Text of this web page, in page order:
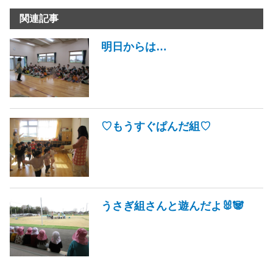
関連記事
明日からは…
♡もうすぐぱんだ組♡
うさぎ組さんと遊んだよ🐰🐼